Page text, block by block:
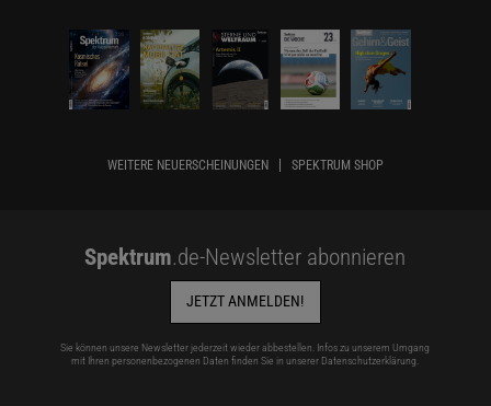
WEITERE NEUERSCHEINUNGEN SPEKTRUM SHOP
Spektrum.de-Newsletter abonnieren
JETZT ANMELDEN!
Sie können unsere Newsletter jederzeit wieder abbestellen. Infos zu unserem Umgang
mit Ihren personenbezogenen Daten finden Sie in unserer Datenschutzerklärung.